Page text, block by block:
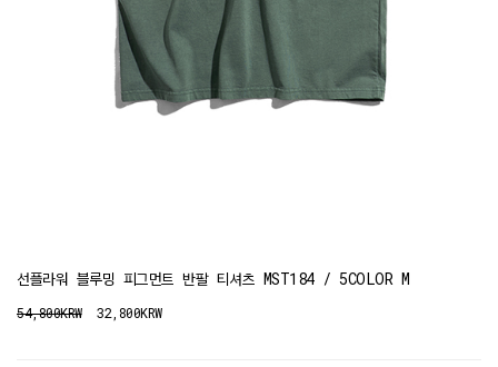
선플라워 블루밍 피그먼트 반팔 티셔츠 MST184 / 5COLOR M
54,800KRW 32,800KRW